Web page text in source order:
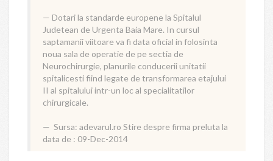
Dotari la standarde europene la Spitalul
Judetean de Urgenta Baia Mare. In cursul
saptamanii viitoare va fi data oficial in folosinta
noua sala de operatie de pe sectia de
Neurochirurgie, planurile conducerii unitatii
spitalicesti fiind legate de transformarea etajului
II al spitalului intr-un loc al specialitatilor
chirurgicale.
Sursa: adevarul.ro Stire despre firma preluta la
data de : 09-Dec-2014